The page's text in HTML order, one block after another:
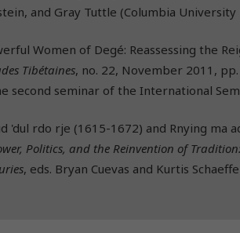
and Gray Tuttle (Columbia
Women of Degé: Reassessing the
Tibétaines, no. 22, November 2011,
second seminar of the International
'dul rdo rje (1615-1672) and Rnying ma
Politics, and the Reinvention of
, eds. Bryan Cuevas and Kurtis